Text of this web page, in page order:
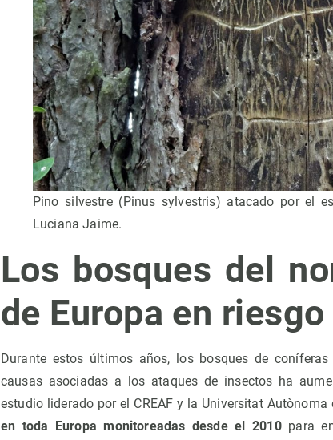
Pino silvestre (Pinus sylvestris) atacado por el
Luciana Jaime.
Los bosques del
de Europa en riesgo
Durante estos últimos años, los bosques de
causas asociadas a los ataques de insectos ha
estudio liderado por el CREAF y la Universitat Autònoma
en toda Europa monitoreadas desde el 2010para